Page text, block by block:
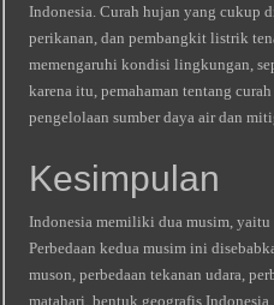
Indonesia. Curah hujan yang cukup
perikanan, dan pembangkit listrik
memengaruhi kondisi lingkungan,
karena itu, pemahaman tentang
pengelolaan sumber daya air dan
Kesimpulan
Indonesia memiliki dua musim, yaitu
Perbedaan kedua musim ini
muson, perbedaan tekanan udara,
matahari, bentuk geografis